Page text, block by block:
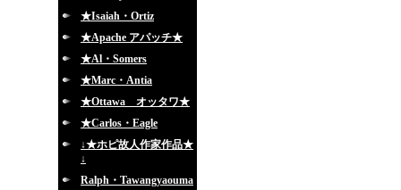
★Isaiah・Ortiz
★Apache アパッチ★
★Al・Somers
★Marc・Antia
★Ottawa オッタワ★
★Carlos・Eagle
↓★ホピ故人作家作品★
↓
Ralph・Tawangyaouma